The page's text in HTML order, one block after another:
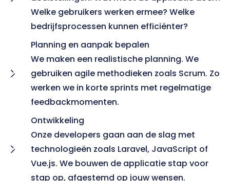
Welke gebruikers werken ermee? Welke
bedrijfsprocessen kunnen efficiënter?
Planning en aanpak bepalen
We maken een realistische planning. We
gebruiken agile methodieken zoals Scrum. Zo
werken we in korte sprints met regelmatige
feedbackmomenten.
Ontwikkeling
Onze developers gaan aan de slag met
technologieën zoals Laravel, JavaScript of
Vue.js. We bouwen de applicatie stap voor
stap op, afgestemd op jouw wensen.